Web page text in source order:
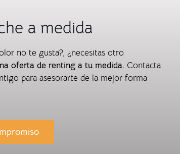
a medida
no te gusta?, ¿necesitas otro
oferta de renting a tu medida. Contacta
para asesorarte de la mejor forma